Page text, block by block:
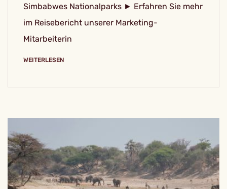
Simbabwes Nationalparks ► Erfahren Sie mehr
im Reisebericht unserer Marketing-
Mitarbeiterin
WEITERLESEN